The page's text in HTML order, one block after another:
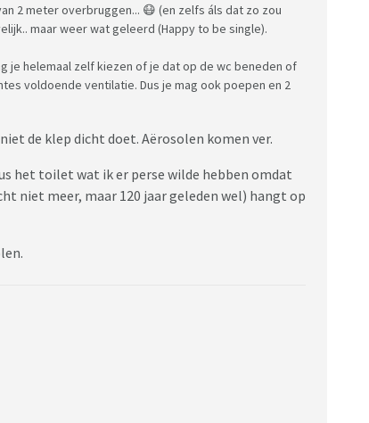
2 meter overbruggen... 😷 (en zelfs áls dat zo zou
maar weer wat geleerd (Happy to be single).
je helemaal zelf kiezen of je dat op de wc beneden of
voldoende ventilatie. Dus je mag ook poepen en 2
de klep dicht doet. Aërosolen komen ver.
het toilet wat ik er perse wilde hebben omdat
niet meer, maar 120 jaar geleden wel) hangt op